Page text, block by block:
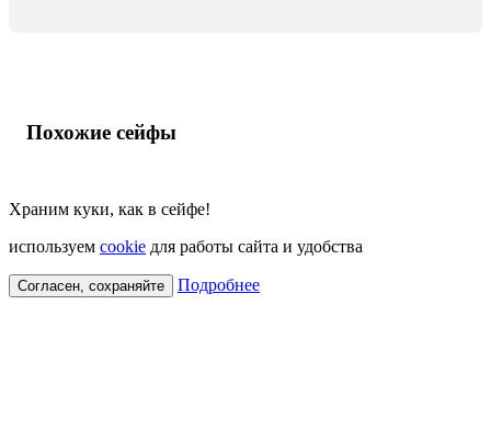
Похожие сейфы
Храним куки, как в сейфе!
используем cookie для работы сайта и удобства
Согласен, сохраняйте Подробнее